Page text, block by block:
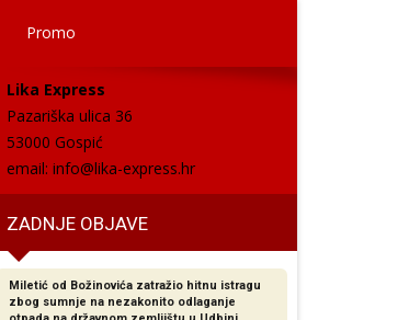
Promo
Lika Express
Pazariška ulica 36
53000 Gospić
email: info@lika-express.hr
ZADNJE OBJAVE
Miletić od Božinovića zatražio hitnu istragu
zbog sumnje na nezakonito odlaganje